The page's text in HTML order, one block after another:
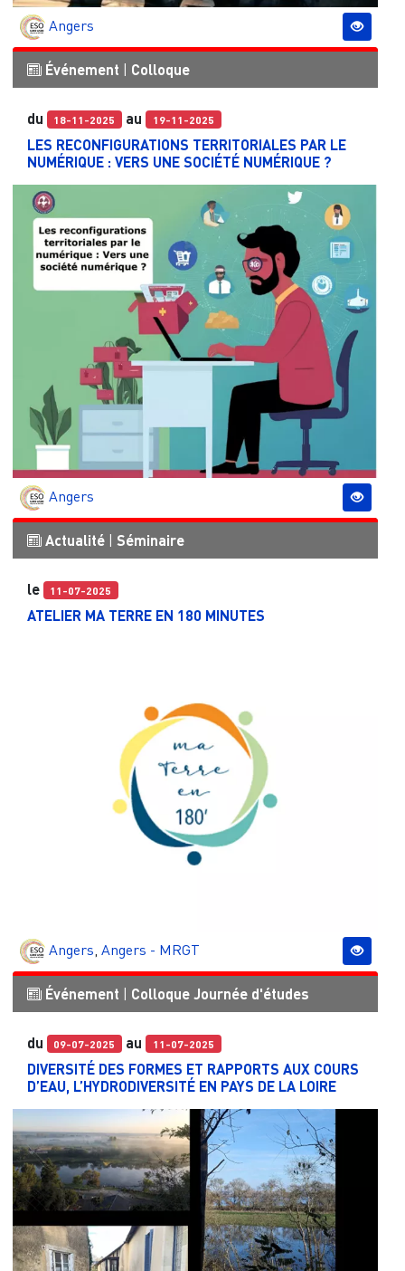
Angers
Événement Colloque
du 18-11-2025 au 19-11-2025
LES RECONFIGURATIONS TERRITORIALES PAR LE
NUMÉRIQUE : VERS UNE SOCIÉTÉ NUMÉRIQUE ?
Angers
Actualité| Séminaire
le 11-07-2025
ATELIER MA TERRE EN 180 MINUTES
Angers, Angers - MRGT
Événement Colloque Journée d'études
du 09-07-2025 au 11-07-2025
DIVERSITÉ DES FORMES ET RAPPORTS AUX COURS
D’EAU, L’HYDRODIVERSITÉ EN PAYS DE LA LOIRE